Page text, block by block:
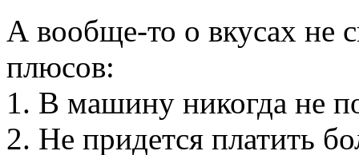
А вообще-то о вкусах не
плюсов:
1. В машину никогда не
2. Не придется платить